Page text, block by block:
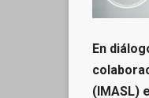
En
(IMASL)